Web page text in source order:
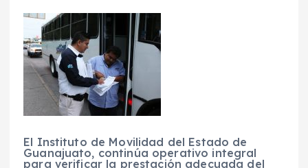
El Instituto de Movilidad del Estado de
Guanajuato, continúa operativo integral
para verificar la prestación adecuada del